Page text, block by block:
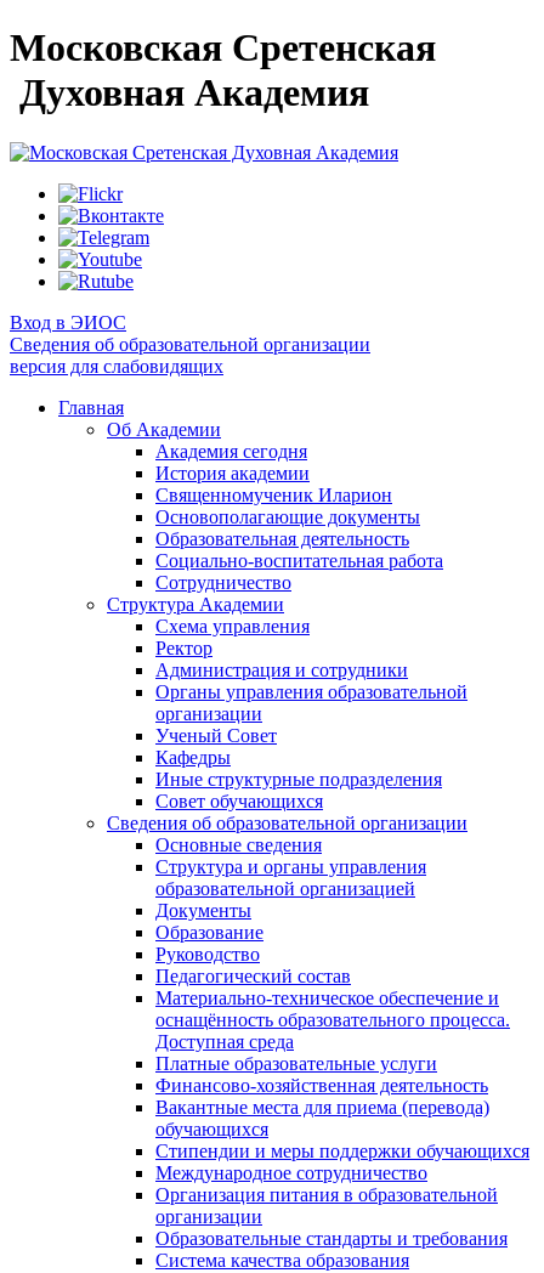
Московская Сретенская
Духовная Академия
Вход в ЭИОС
Сведения об образовательной организации
версия для слабовидящих
Главная
Об Академии
Академия сегодня
История академии
Священномученик Иларион
Основополагающие документы
Образовательная деятельность
Социально-воспитательная работа
Сотрудничество
Структура Академии
Схема управления
Ректор
Администрация и сотрудники
Органы управления образовательной
организации
Ученый Совет
Кафедры
Иные структурные подразделения
Совет обучающихся
Сведения об образовательной организации
Основные сведения
Структура и органы управления
образовательной организацией
Документы
Образование
Руководство
Педагогический состав
Материально-техническое обеспечение и
оснащённость образовательного процесса.
Доступная среда
Платные образовательные услуги
Финансово-хозяйственная деятельность
Вакантные места для приема (перевода)
обучающихся
Стипендии и меры поддержки обучающихся
Международное сотрудничество
Организация питания в образовательной
организации
Образовательные стандарты и требования
Система качества образования